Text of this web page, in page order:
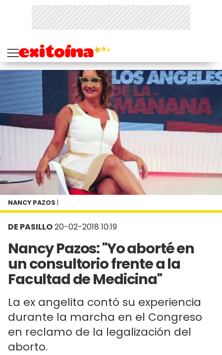
DE PASILLO20-02-2018 10:19
Nancy Pazos: "Yo aborté en
un consultorio frente a la
Facultad de Medicina"
La ex angelita contó su experiencia
durante la marcha en el Congreso
en reclamo de la legalización del
aborto.
NANCY PAZOS |